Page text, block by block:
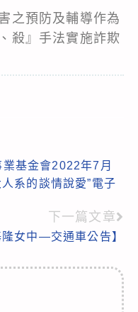
之預防及輔導作為
殺』手法實施詐欺
基金會2022年7月
系的談情說愛”電子
下一篇文章
隆女中—交通車公告】